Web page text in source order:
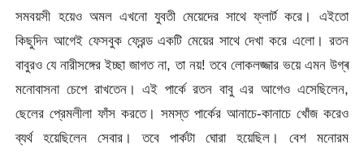
সমবয়সী হয়েও অমল এখনো যুবতী মেয়েদের সাথে ফ্লার্ট করে। এইতো
কিছুদিন আগেই ফেসবুক ফ্রেন্ড একটি মেয়ের সাথে দেখা করে এলো। রতন
বাবুরও যে নারীসঙ্গের ইচ্ছা জাগত না, তা নয়! তবে লোকলজ্জার ভয়ে এমন উগ্ৰ
মনোবাসনা চেপে রাখতেন। এই পার্কে রতন বাবু এর আগেও এসেছিলেন,
ছেলের প্রেমলীলা ফাঁস করতে। সমস্ত পার্কের আনাচে-কানাচে খোঁজ করেও
ব্যর্থ হয়েছিলেন সেবার। তবে পার্কটা ঘোরা হয়েছিল। বেশ মনোরম